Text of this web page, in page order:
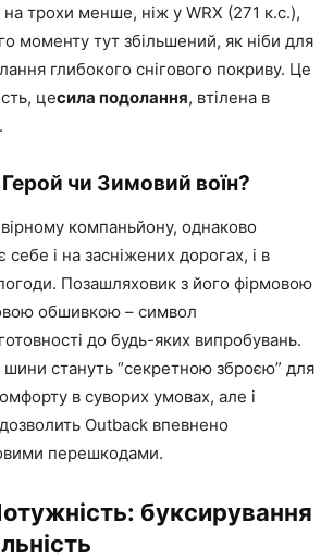
трохи менше, ніж у WRX (271 к.с.),
моменту тут збільшений, як ніби для
глибокого снігового покриву. Це
цесила подолання, втілена в
чи Зимовий воїн?
компаньйону, однаково
і на засніжених дорогах, і в
Позашляховик з його фірмовою
обшивкою – символ
до будь-яких випробувань.
шини стануть “секретною зброєю” для
в суворих умовах, але і
Outback впевнено
перешкодами.
буксирування